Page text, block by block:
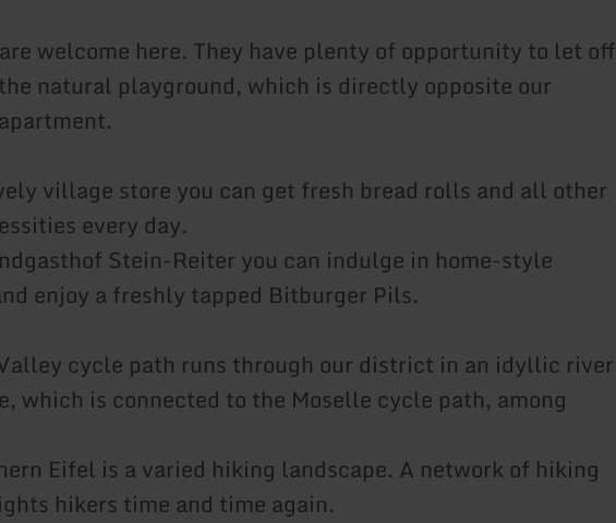
welcome here. They have plenty of opportunity to let off
natural playground, which is directly opposite our
village store you can get fresh bread rolls and all other
every day.
Stein-Reiter you can indulge in home-style
enjoy a freshly tapped Bitburger Pils.
cycle path runs through our district in an idyllic river
which is connected to the Moselle cycle path, among
Eifel is a varied hiking landscape. A network of hiking
hikers time and time again.